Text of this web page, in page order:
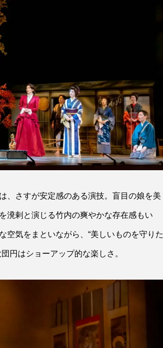
、さすが安定感のある演技。盲目の娘を美
溌剌と演じる竹内の爽やかな存在感もい
空気をまといながら、“美しいものを守りた
円はショーアップ的な楽しさ。